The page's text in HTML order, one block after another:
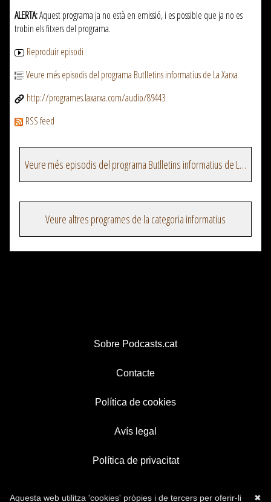
ALERTA:Aquest programa ja no està en emissió, i es possible que ja no es
trobin els fitxers del programa.
Reproduir episodi
Veure més episodis del programa Butlletins informatius de La Xarxa
http://programes.laxarxa.com/audio/89443
RSS feed
Veure més episodis del programa Butlletins informatius de La Xarxa
Veure altres programes de la categoria informatius
Sobre Podcasts.cat
Contacte
Política de cookies
Avís legal
Política de privacitat
✖
Aquesta web utilitza 'cookies' pròpies i de tercers per oferir-li